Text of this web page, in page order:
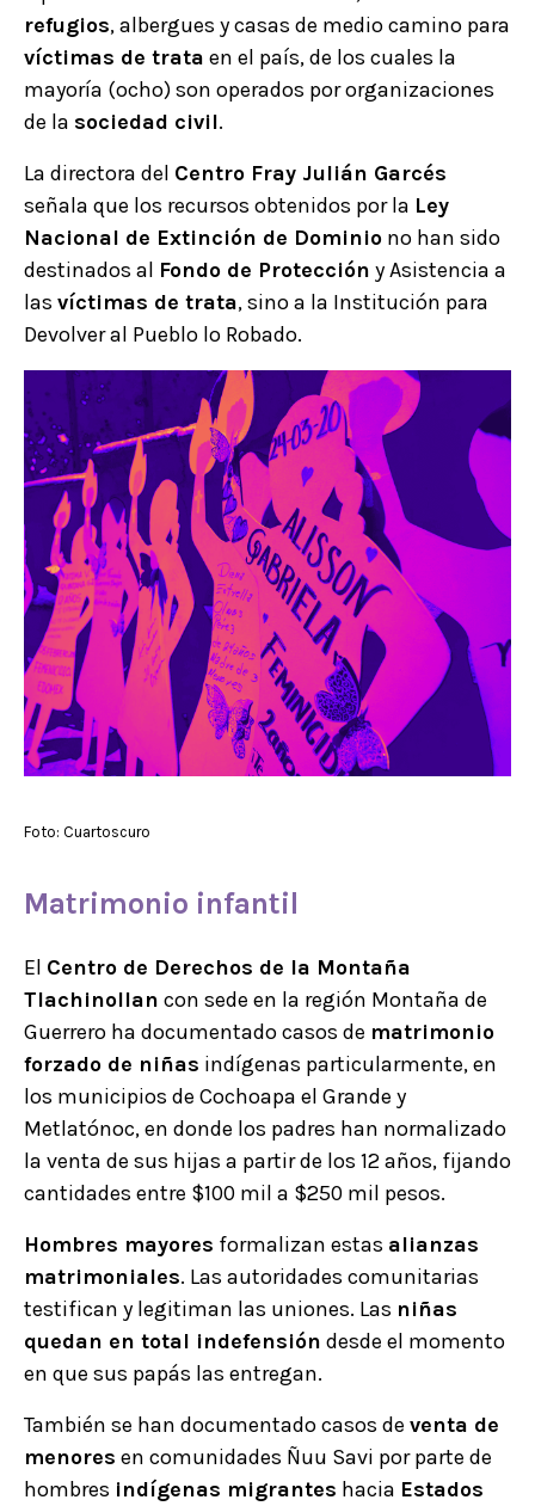
refugios, albergues y casas de medio camino para
víctimas de trata en el país, de los cuales la
mayoría (ocho) son operados por organizaciones
de la sociedad civil.
La directora del Centro Fray Julián Garcés
señala que los recursos obtenidos por la Ley
Nacional de Extinción de Dominio no han sido
destinados al Fondo de Protección y Asistencia a
las víctimas de trata, sino a la Institución para
Devolver al Pueblo lo Robado.
Foto: Cuartoscuro
Matrimonio infantil
El Centro de Derechos de la Montaña
Tlachinollan con sede en la región Montaña de
Guerrero ha documentado casos de matrimonio
forzado de niñas indígenas particularmente, en
los municipios de Cochoapa el Grande y
Metlatónoc, en donde los padres han normalizado
la venta de sus hijas a partir de los 12 años, fijando
cantidades entre $100 mil a $250 mil pesos.
Hombres mayores formalizan estas alianzas
matrimoniales. Las autoridades comunitarias
testifican y legitiman las uniones. Las niñas
quedan en total indefensión desde el momento
en que sus papás las entregan.
También se han documentado casos de venta de
menores en comunidades Ñuu Savi por parte de
hombres indígenas migrantes hacia Estados